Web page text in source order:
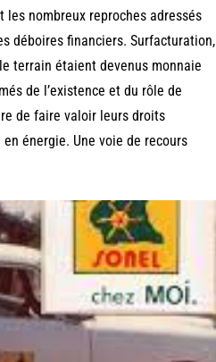
les nombreux reproches adressés
déboires financiers. Surfacturation,
terrain étaient devenus monnaie
de l’existence et du rôle de
de faire valoir leurs droits
énergie. Une voie de recours